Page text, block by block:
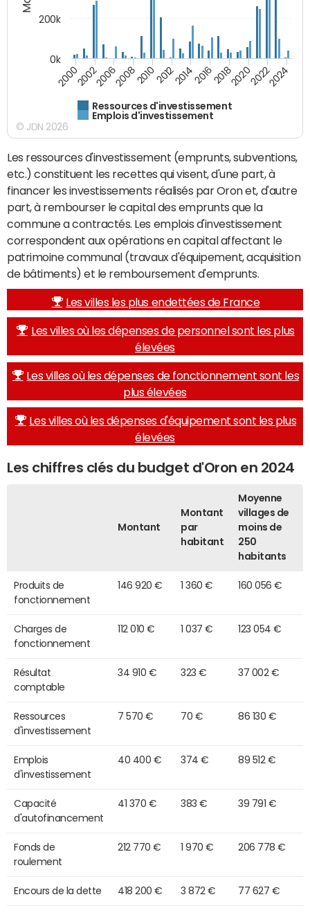
Ressources d'investissement
Emplois d'investissement
200020022006200820102012201420162018202020222024
0k
200k
© JDN 2026
Les ressources d'investissement (emprunts, subventions,
etc.) constituent les recettes qui visent, d'une part, à
financer les investissements réalisés par Oron et, d'autre
part, à rembourser le capital des emprunts que la
commune a contractés. Les emplois d'investissement
correspondent aux opérations en capital affectant le
patrimoine communal (travaux d'équipement, acquisition
de bâtiments) et le remboursement d'emprunts.
Les villes les plus endettées de France
Les villes où les dépenses de personnel sont les plus
élevées
Les villes où les dépenses de fonctionnement sont les
plus élevées
Les villes où les dépenses d'équipement sont les plus
élevées
Les chiffres clés du budget d'Oron en 2024
Montant
Montant
par
habitant
Moyenne
villages de
moins de
250
habitants
Produits de
fonctionnement
146 920 € 1 360 € 160 056 €
Charges de
fonctionnement
112 010 € 1 037 € 123 054 €
Résultat
comptable
34 910 € 323 € 37 002 €
Ressources
d'investissement
7 570 € 70 € 86 130 €
Emplois
d'investissement
40 400 € 374 € 89 512 €
Capacité
d'autofinancement
41 370 € 383 € 39 791 €
Fonds de
roulement
212 770 € 1 970 € 206 778 €
Encours de la dette 418 200 € 3 872 € 77 627 €